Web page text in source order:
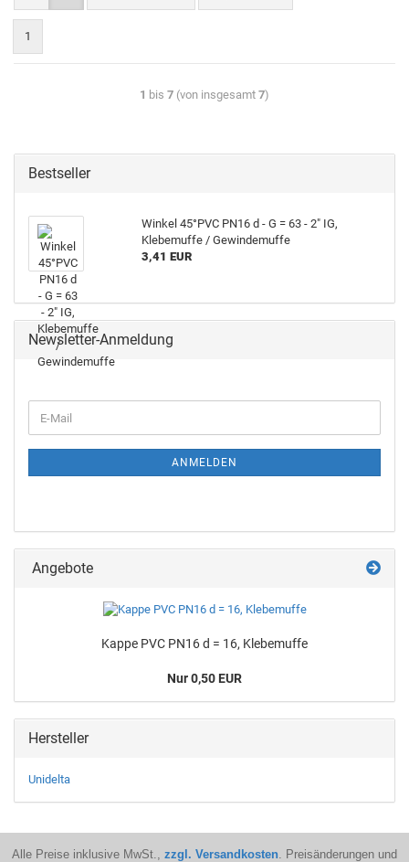
1
1 bis 7 (von insgesamt 7)
Bestseller
Winkel 45°PVC PN16 d - G = 63 - 2" IG,
Klebemuffe / Gewindemuffe
3,41 EUR
Newsletter-Anmeldung
ANMELDEN
Angebote
Kappe PVC PN16 d = 16, Klebemuffe
Nur 0,50 EUR
Hersteller
Unidelta
Alle Preise inklusive MwSt., zzgl. Versandkosten. Preisänderungen und